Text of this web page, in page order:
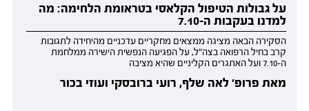
על גבולות הטיפול הקלאסי בטראומת הלחימה: מה
למדנו בעקבות ה-7.10
הסקירה הבאה מציגה ממצאים מחקריים עדכניים מהיחידה לתגובות
קרב בחיל הרפואה בצה״ל, על הפגיעה הנפשית הישירה ממלחמת
ה-7.10 ועל האתגרים הקליניים שהיא מציבה
מאת פרופ׳ לאה שלף, רועי ברובסקי ועוזי בכור